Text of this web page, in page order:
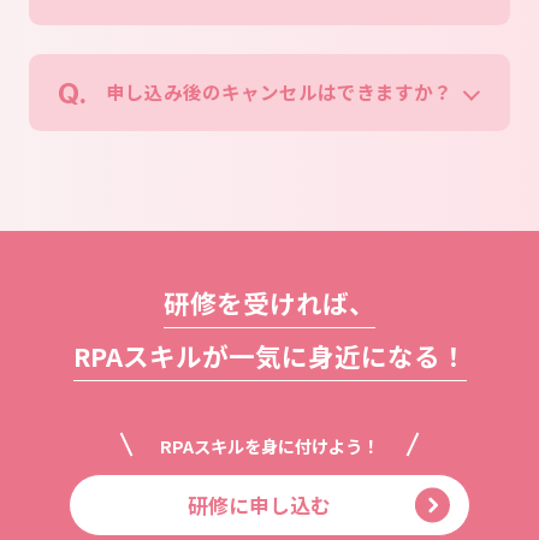
申し込み後のキャンセルはできますか？
研修を受ければ、
RPAスキルが一気に身近になる！
RPAスキルを身に付けよう！
研修に申し込む